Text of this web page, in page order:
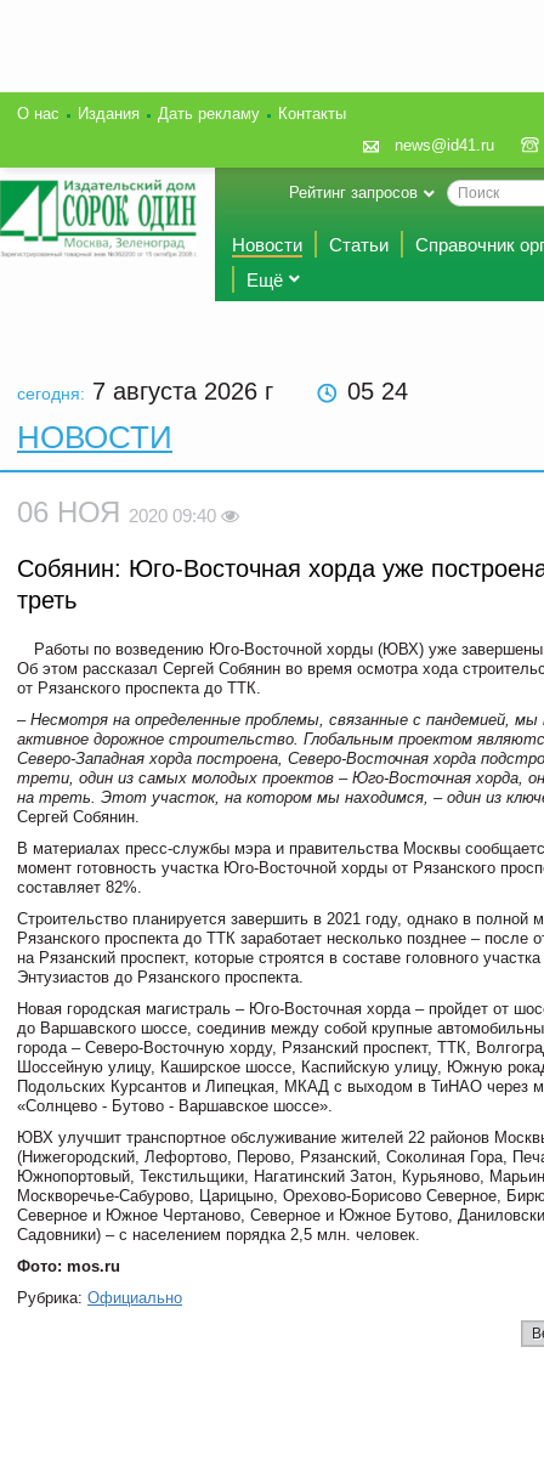
О нас Издания Дать рекламу
Контакты
news@id41.ru
Рейтинг запросов
Новости Статьи
Справочник
Ещё
сегодня: 7 августа 2026 г 05 24
НОВОСТИ
06 НОЯ 2020 09:40
Собянин: Юго-Восточная хорда уже
треть
Работы по возведению Юго-Восточной хорды (ЮВХ) уже завершены
Об этом рассказал Сергей Собянин во время осмотра хода
от Рязанского проспекта до ТТК.
– Несмотря на определенные проблемы, связанные с пандемией, мы
активное дорожное строительство. Глобальным проектом
Северо-Западная хорда построена, Северо-Восточная хорда
трети, один из самых молодых проектов – Юго-Восточная хорда,
на треть. Этот участок, на котором мы находимся, – один из
Сергей Собянин.
В материалах пресс-службы мэра и правительства Москвы
момент готовность участка Юго-Восточной хорды от Рязанского
составляет 82%.
Строительство планируется завершить в 2021 году, однако в полной
Рязанского проспекта до ТТК заработает несколько позднее – после
на Рязанский проспект, которые строятся в составе головного
Энтузиастов до Рязанского проспекта.
Новая городская магистраль – Юго-Восточная хорда – пройдет от
до Варшавского шоссе, соединив между собой крупные
города – Северо-Восточную хорду, Рязанский проспект, ТТК,
Шоссейную улицу, Каширское шоссе, Каспийскую улицу, Южную
Подольских Курсантов и Липецкая, МКАД с выходом в ТиНАО через
«Солнцево - Бутово - Варшавское шоссе».
ЮВХ улучшит транспортное обслуживание жителей 22 районов
(Нижегородский, Лефортово, Перово, Рязанский, Соколиная Гора,
Южнопортовый, Текстильщики, Нагатинский Затон, Курьяново,
Москворечье-Сабурово, Царицыно, Орехово-Борисово Северное,
Северное и Южное Чертаново, Северное и Южное Бутово,
Садовники) – с населением порядка 2,5 млн. человек.
Фото: mos.ru
Рубрика: Официально